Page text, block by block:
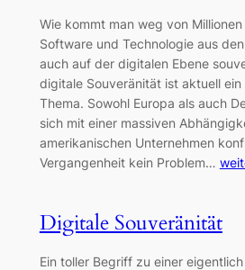
Wie kommt man weg von
Software und Technologie aus
auch auf der digitalen Ebene
digitale Souveränität ist aktuell
Thema. Sowohl Europa als auch
sich mit einer massiven
amerikanischen Unternehmen
Vergangenheit kein Problem…
Digitale Souveränität
Ein toller Begriff zu einer